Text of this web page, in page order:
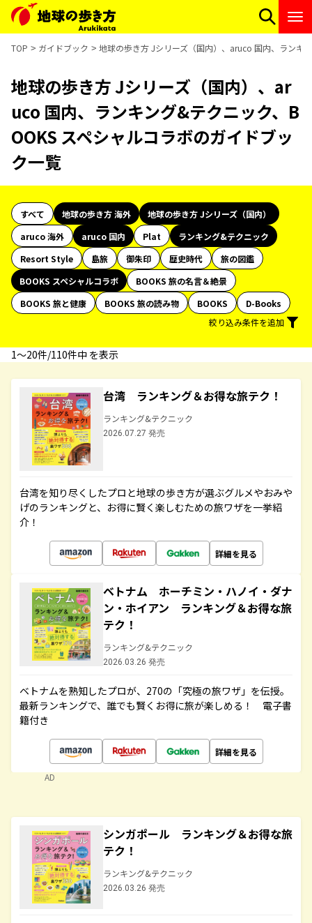
TOP ガイドブック 地球の歩き方 Jシリーズ（国内）、aruco 国内、ランキ
地球の歩き方 Jシリーズ（国内）、ar
uco 国内、ランキング&テクニック、B
OOKS スペシャルコラボのガイドブッ
ク一覧
すべて 地球の歩き方 海外
地球の歩き方 Jシリーズ（国内）
aruco 海外
aruco 国内 Plat
ランキング&テクニック
Resort Style
島旅 御朱印 歴史時代
旅の図鑑
BOOKS スペシャルコラボ
BOOKS 旅の名言＆絶景
BOOKS 旅と健康
BOOKS 旅の読み物 BOOKS
D-Books
絞り込み条件を追加
1〜20件/110件中 を表示
台湾 ランキング＆お得な旅テク！
ランキング&テクニック
2026.07.27 発売
台湾を知り尽くしたプロと地球の歩き方が選ぶグルメやおみや
げのランキングと、お得に賢く楽しむための旅ワザを一挙紹
介！
詳細を見る
ベトナム ホーチミン・ハノイ・ダナ
ン・ホイアン ランキング＆お得な旅
テク！
ランキング&テクニック
2026.03.26 発売
ベトナムを熟知したプロが、270の「究極の旅ワザ」を伝授。
最新ランキングで、誰でも賢くお得に旅が楽しめる！ 電子書
籍付き
詳細を見る
AD
シンガポール ランキング＆お得な旅
テク！
ランキング&テクニック
2026.03.26 発売